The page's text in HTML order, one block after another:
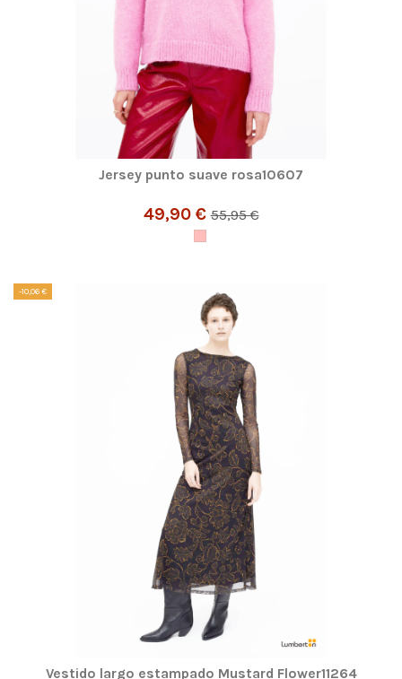
Jersey punto suave rosa10607
49,90 €55,95 €
-10,06 €
Vestido largo estampado Mustard Flower11264